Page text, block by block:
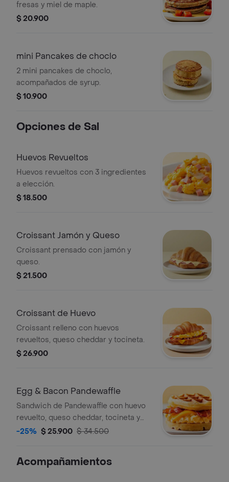
fresas y miel de maple.
$ 20.900
mini Pancakes de choclo
2 mini pancakes de choclo,
acompañados de syrup.
$ 10.900
Opciones de Sal
Huevos Revueltos
Huevos revueltos con 3 ingredientes
a elección.
$ 18.500
Croissant Jamón y Queso
Croissant prensado con jamón y
queso.
$ 21.500
Croissant de Huevo
Croissant relleno con huevos
revueltos, queso cheddar y tocineta.
$ 26.900
Egg & Bacon Pandewaffle
Sandwich de Pandewaffle con huevo
revuelto, queso cheddar, tocineta y
miel de maple.
-25% $ 25.900 $ 34.500
Acompañamientos